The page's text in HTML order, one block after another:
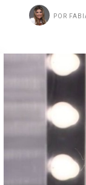
POR